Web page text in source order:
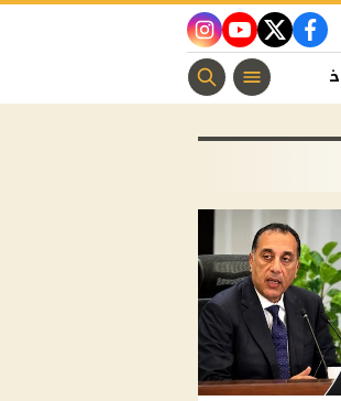
facebook
twitter
youtube
instagram
الفن منوعات مسيحية